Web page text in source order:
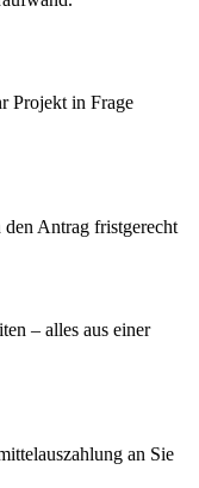
Projekt in Frage
Antrag fristgerecht
– alles aus einer
an Sie